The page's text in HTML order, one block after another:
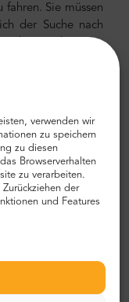
verwenden wir
zu speichern
zu diesen
Browserverhalten
zu verarbeiten.
der
und Features
Sie müssen
der Suche nach
und sorgen
So einfach
Monat um mehr
aus der ganzen
unseren Kunden
nutzen, um einen
können mit Stolz